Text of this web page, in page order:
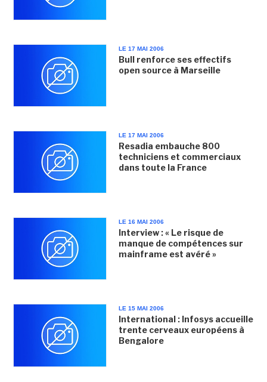
LE 17 MAI 2006
Bull renforce ses effectifs
open source à Marseille
LE 17 MAI 2006
Resadia embauche 800
techniciens et commerciaux
dans toute la France
LE 16 MAI 2006
Interview : « Le risque de
manque de compétences sur
mainframe est avéré »
LE 15 MAI 2006
International : Infosys accueille
trente cerveaux européens à
Bengalore